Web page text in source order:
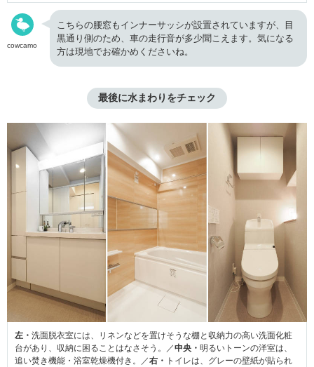
cowcamo
こちらの腰窓もインナーサッシが設置されていますが、目
黒通り側のため、車の走行音が多少聞こえます。気になる
方は現地でお確かめくださいね。
最後に水まわりをチェック
左・ 洗面脱衣室には、リネンなどを置けそうな棚と収納力の高い洗面化粧
台があり、収納に困ることはなさそう。／中央・ 明るいトーンの洋室は、
追い焚き機能・浴室乾燥機付き。／右・ トイレは、グレーの壁紙が貼られ